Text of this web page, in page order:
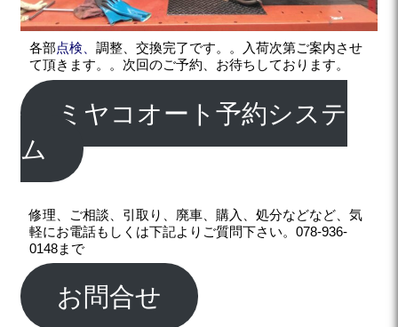
各部点検、調整、交換完了です。。入荷次第ご案内させ
て頂きます。。次回のご予約、お待ちしております。
ミヤコオート予約システ
ム
修理、ご相談、引取り、廃車、購入、処分などなど、気
軽にお電話もしくは下記よりご質問下さい。078-936-
0148まで
お問合せ